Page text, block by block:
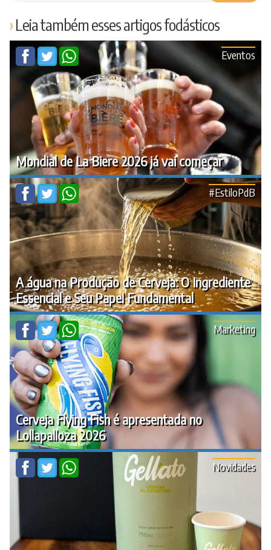
Leia também esses artigos fodásticos
Mondial de La Biere 2026 já vai começar
Eventos
A água na Produção de Cerveja: O Ingrediente
Essencial e Seu Papel Fundamental
#EstiloPdB
Cerveja Flying Fish é apresentada no
Lollapalloza 2026
Marketing
Novidades